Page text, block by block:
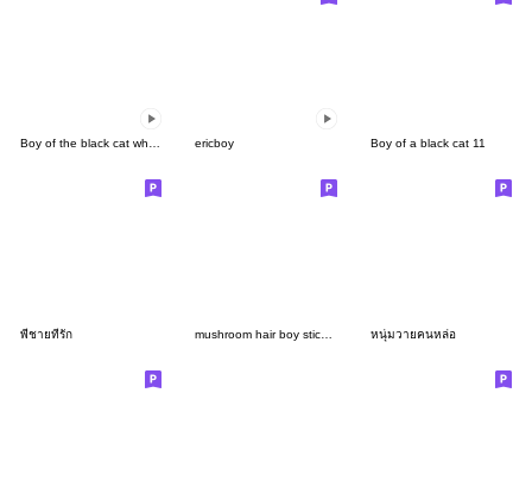
ericboy Boy of a black cat 11
พี่ชายที่รัก หนุ่มวายคนหล่อ